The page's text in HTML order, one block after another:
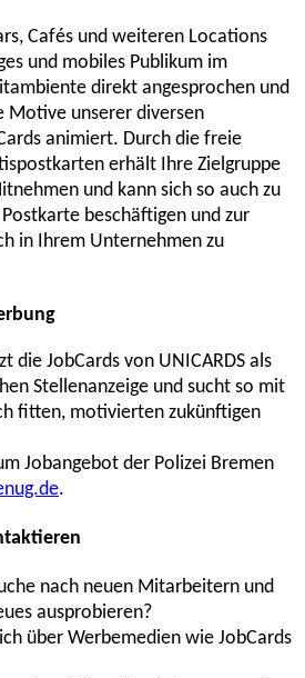
Cafés und weiteren Locations
und mobiles Publikum im
direkt angesprochen und
Motive unserer diversen
animiert. Durch die freie
erhält Ihre Zielgruppe
und kann sich so auch zu
beschäftigen und zur
in Ihrem Unternehmen zu
die JobCards von UNICARDS als
Stellenanzeige und sucht so mit
fitten, motivierten zukünftigen
Jobangebot der Polizei Bremen
.
nach neuen Mitarbeitern und
ausprobieren?
über Werbemedien wie JobCards